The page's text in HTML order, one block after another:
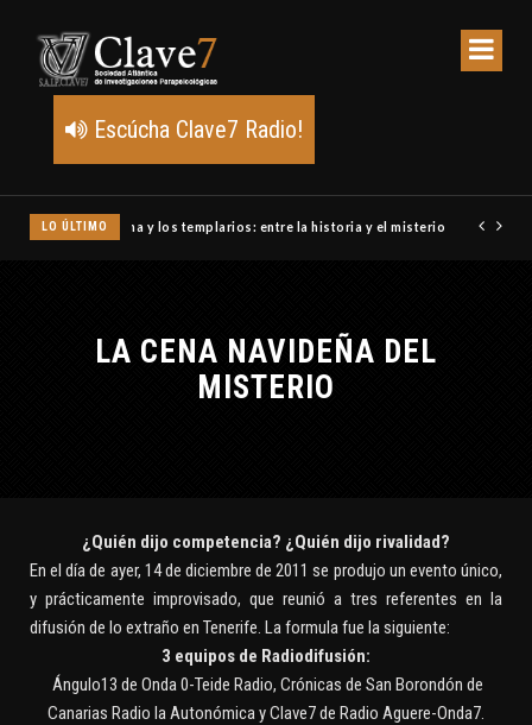
Escúcha Clave7 Radio!
LO ÚLTIMO Un meteoro explota sobre Estados Unidos y abre la pista
LA CENA NAVIDEÑA DEL
MISTERIO
¿Quién dijo competencia? ¿Quién dijo rivalidad?
En el día de ayer, 14 de diciembre de 2011 se produjo un evento único,
y prácticamente improvisado, que reunió a tres referentes en la
difusión de lo extraño en Tenerife. La formula fue la siguiente:
3 equipos de Radiodifusión:
Ángulo13 de Onda 0-Teide Radio, Crónicas de San Borondón de
Canarias Radio la Autonómica y Clave7 de Radio Aguere-Onda7.